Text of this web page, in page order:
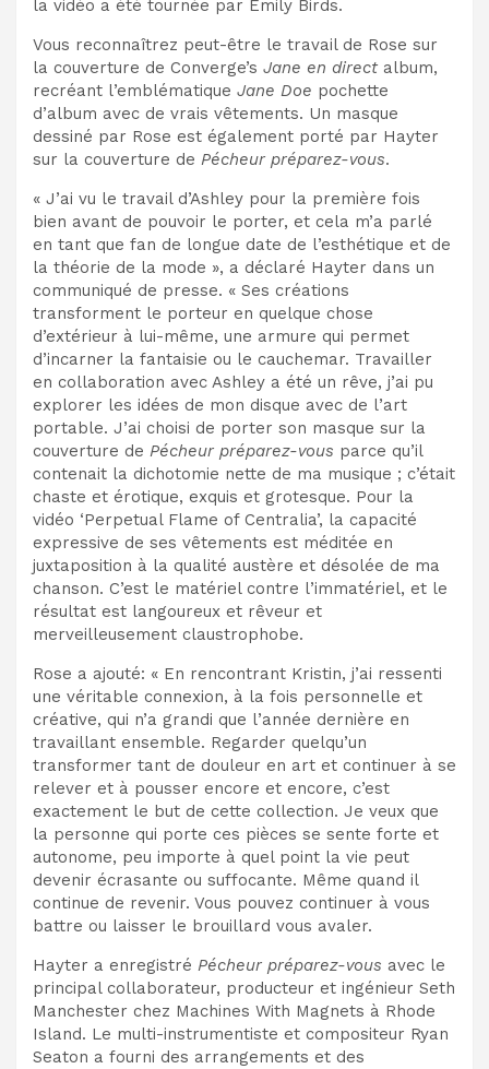
la vidéo a été tournée par Emily Birds.
Vous reconnaîtrez peut-être le travail de Rose sur
la couverture de Converge’s Jane en directalbum,
recréant l’emblématique Jane Doe pochette
d’album avec de vrais vêtements. Un masque
dessiné par Rose est également porté par Hayter
sur la couverture de Pécheur préparez-vous.
« J’ai vu le travail d’Ashley pour la première fois
bien avant de pouvoir le porter, et cela m’a parlé
en tant que fan de longue date de l’esthétique et de
la théorie de la mode », a déclaré Hayter dans un
communiqué de presse. « Ses créations
transforment le porteur en quelque chose
d’extérieur à lui-même, une armure qui permet
d’incarner la fantaisie ou le cauchemar. Travailler
en collaboration avec Ashley a été un rêve, j’ai pu
explorer les idées de mon disque avec de l’art
portable. J’ai choisi de porter son masque sur la
couverture de Pécheur préparez-vous parce qu’il
contenait la dichotomie nette de ma musique ; c’était
chaste et érotique, exquis et grotesque. Pour la
vidéo ‘Perpetual Flame of Centralia’, la capacité
expressive de ses vêtements est méditée en
juxtaposition à la qualité austère et désolée de ma
chanson. C’est le matériel contre l’immatériel, et le
résultat est langoureux et rêveur et
merveilleusement claustrophobe.
Rose a ajouté: « En rencontrant Kristin, j’ai ressenti
une véritable connexion, à la fois personnelle et
créative, qui n’a grandi que l’année dernière en
travaillant ensemble. Regarder quelqu’un
transformer tant de douleur en art et continuer à se
relever et à pousser encore et encore, c’est
exactement le but de cette collection. Je veux que
la personne qui porte ces pièces se sente forte et
autonome, peu importe à quel point la vie peut
devenir écrasante ou suffocante. Même quand il
continue de revenir. Vous pouvez continuer à vous
battre ou laisser le brouillard vous avaler.
Hayter a enregistré Pécheur préparez-vous avec le
principal collaborateur, producteur et ingénieur Seth
Manchester chez Machines With Magnets à Rhode
Island. Le multi-instrumentiste et compositeur Ryan
Seaton a fourni des arrangements et des